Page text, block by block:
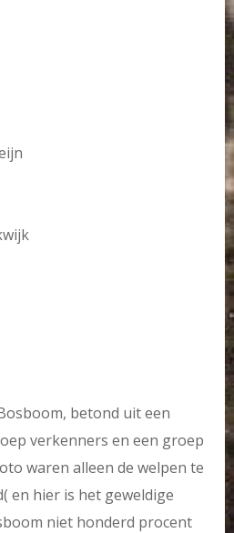
betond uit een
verkenners en een groep
waren alleen de welpen te
en hier is het geweldige
niet honderd procent